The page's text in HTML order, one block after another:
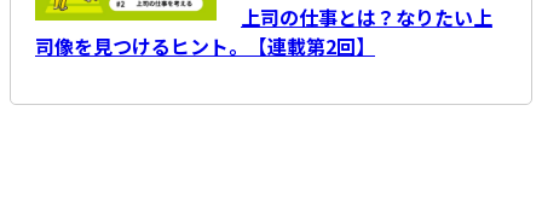
上司の仕事とは？なりたい上
司像を見つけるヒント。【連載第2回】